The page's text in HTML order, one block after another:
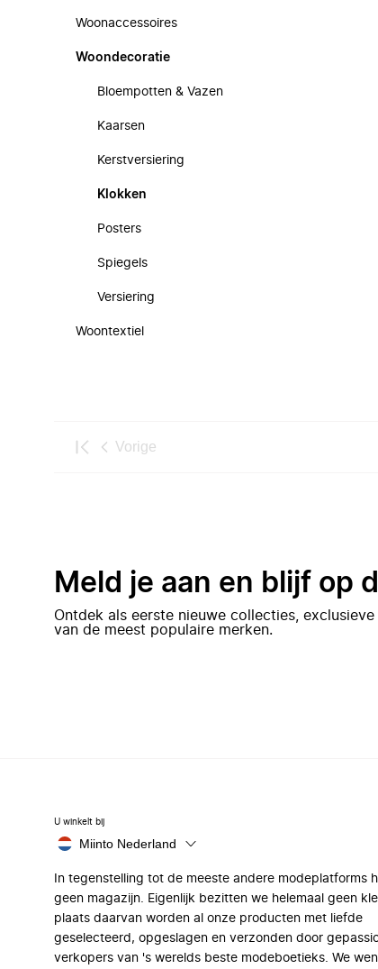
Woonaccessoires
Woondecoratie
Bloempotten & Vazen
Kaarsen
Kerstversiering
Klokken
Posters
Spiegels
Versiering
Woontextiel
Vorige
Meld je aan en blijf op
Ontdek als eerste nieuwe collecties,
van de meest populaire merken.
U winkelt bij
Miinto Nederland
In tegenstelling tot de meeste andere modeplatforms
geen magazijn. Eigenlijk bezitten we helemaal geen
plaats daarvan worden al onze producten met liefde
geselecteerd, opgeslagen en verzonden door
verkopers van 's werelds beste modeboetieks. We